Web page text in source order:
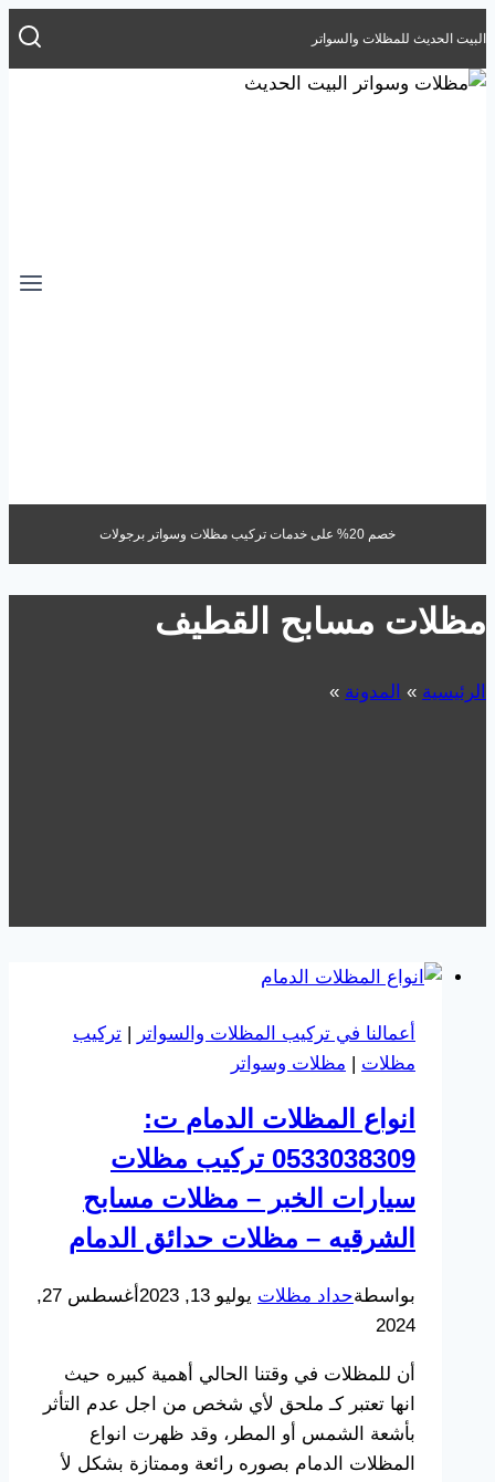
إلى
المحتوى
البيت الحديث للمظلات والسواتر
خصم 20% على خدمات تركيب مظلات وسواتر برجولات
مظلات مسابح القطيف
الرئيسية » المدونة »
أعمالنا في تركيب المظلات والسواتر | تركيب
مظلات | مظلات وسواتر
انواع المظلات الدمام ت:
0533038309 تركيب مظلات
سيارات الخبر – مظلات مسابح
الشرقيه – مظلات حدائق الدمام
بواسطةحداد مظلات يوليو 13, 2023
أغسطس 27,
2024
أن للمظلات في وقتنا الحالي أهمية كبيره حيث
انها تعتبر كـ ملحق لأي شخص من اجل عدم التأثر
بأشعة الشمس أو المطر، وقد ظهرت انواع
المظلات الدمام بصوره رائعة وممتازة بشكل لأ